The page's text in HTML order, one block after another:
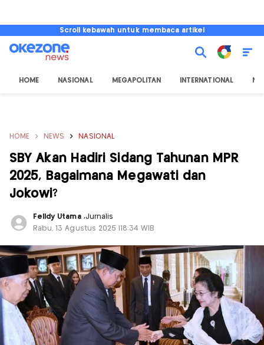
Scroll kebawah untuk membaca artikel
HOME NASIONAL MEGAPOLITAN INTERNATIONAL
HOME NEWS NASIONAL
SBY Akan Hadiri Sidang Tahunan MPR
2025, Bagaimana Megawati dan
Jokowi?
Felldy Utama ,Jurnalis
Rabu, 13 Agustus 2025 |18:34 WIB